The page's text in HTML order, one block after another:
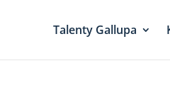
Talenty Gallupa